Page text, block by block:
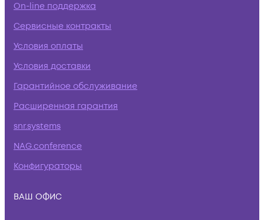
On-line поддержка
Сервисные контракты
Условия оплаты
Условия доставки
Гарантийное обслуживание
Расширенная гарантия
snr.systems
NAG.conference
Конфигураторы
ВАШ ОФИС